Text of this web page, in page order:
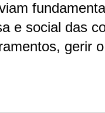
e social das
gerir